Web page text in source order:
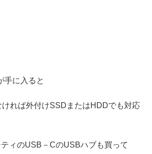
手に入ると
れば外付けSSDまたはHDDでも対応
ィのUSB－CのUSBハブも買って